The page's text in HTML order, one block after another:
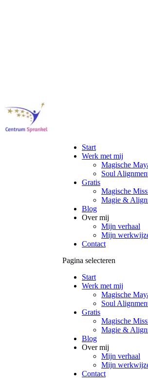
Start
Werk met mij
Magische
Soul
Gratis
Magische
Magie &
Blog
Over mij
Mijn verhaal
Mijn
Contact
Pagina selecteren
Start
Werk met mij
Magische
Soul
Gratis
Magische
Magie &
Blog
Over mij
Mijn verhaal
Mijn
Contact